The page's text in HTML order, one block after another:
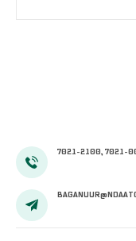
7021-2100, 7021-